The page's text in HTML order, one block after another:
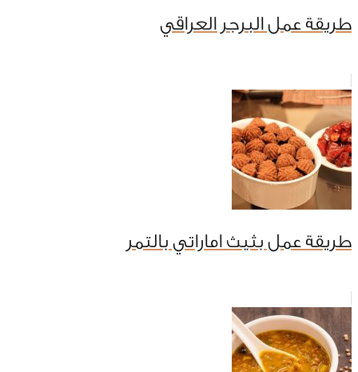
طريقة عمل البرجر العراقي
طريقة عمل بثيث اماراتي بالتمر